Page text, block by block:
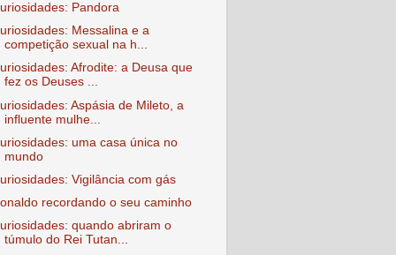
Pandora
Messalina e a
competição sexual na h...
Afrodite: a Deusa que
fez os Deuses ...
Aspásia de Mileto, a
influente mulhe...
uma casa única no
mundo
Vigilância com gás
recordando o seu caminho
quando abriram o
túmulo do Rei Tutan...